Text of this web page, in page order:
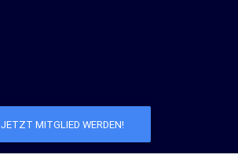
JETZT MITGLIED WERDEN!